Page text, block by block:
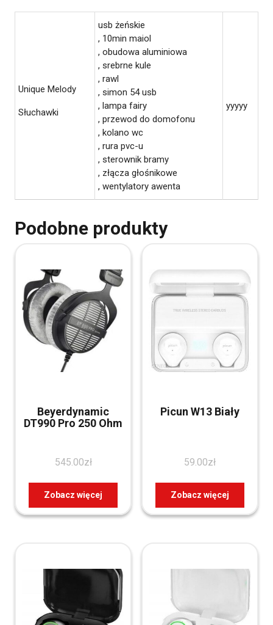
Unique Melody
Słuchawki
usb żeńskie
, 10min maiol
, obudowa aluminiowa
, srebrne kule
, rawl
, simon 54 usb
, lampa fairy
, przewod do domofonu
, kolano wc
, rura pvc-u
, sterownik bramy
, złącza głośnikowe
, wentylatory awenta
yyyyy
Podobne produkty
Beyerdynamic
DT990 Pro 250 Ohm
545.00zł
Zobacz więcej
Picun W13 Biały
59.00zł
Zobacz więcej